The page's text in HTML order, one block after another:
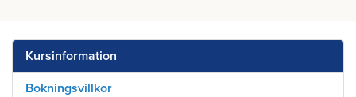
Kursinformation
Bokningsvillkor